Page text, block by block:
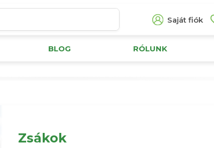
Saját fiók
BLOG RÓLUNK
Zsákok